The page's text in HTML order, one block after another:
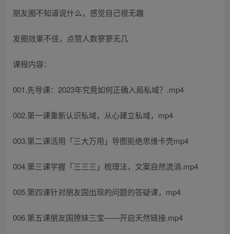
朋友圈不知道说什么，感觉自己很无趣
发圈效果不佳，点赞人数寥寥无几
课程内容：
001.先导课：2023年究竟如何正确入局私域？.mp4
002.第一课重新认识私域，从心建立私域，mp4
003.第二课活用「三大万用」导图拒绝思维卡壳mp4
004.第三课学握「三三三」梳理法，文案自然流淌.mp4
005.第四课针对朋友国出现的问题的答疑课，mp4
006.第五课朋友国撩妹三宝——开启天然链接.mp4